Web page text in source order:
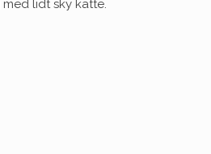
lidt sky katte.